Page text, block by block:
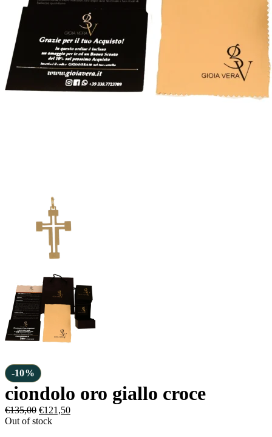
-10%
ciondolo oro giallo croce
€135,00 €121,50
Out of stock